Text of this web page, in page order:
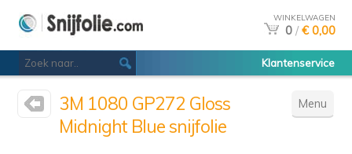
WINKELWAGEN
0 / € 0,00
Klantenservice
Menu
3M 1080 GP272 Gloss
Midnight Blue snijfolie